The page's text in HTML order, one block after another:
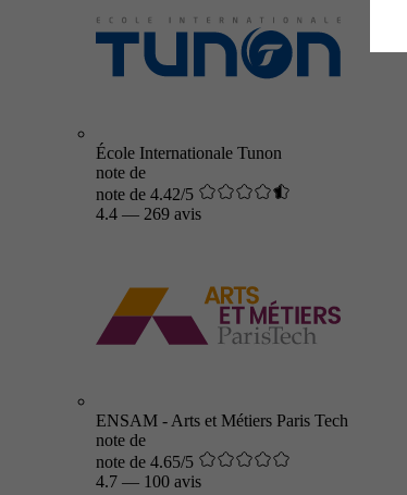
École Internationale Tunon
note de
note de 4.42/5
4.4 — 269 avis
ENSAM - Arts et Métiers Paris Tech
note de
note de 4.65/5
4.7 — 100 avis